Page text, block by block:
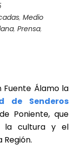
, Medio
, Prensa,
Álamo la
de Senderos
Poniente, que
la cultura y el